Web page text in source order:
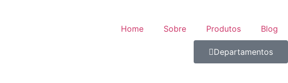
Home Sobre Produtos Blog
Departamentos